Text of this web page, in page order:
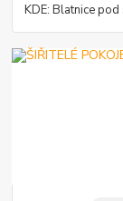
KDE: Blatnice